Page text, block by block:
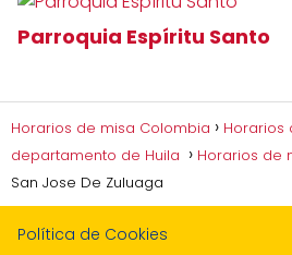
Parroquia Espíritu Santo
Horarios de misa Colombia
Horarios
departamento de Huila
Horarios de
San Jose De Zuluaga
Política de Cookies